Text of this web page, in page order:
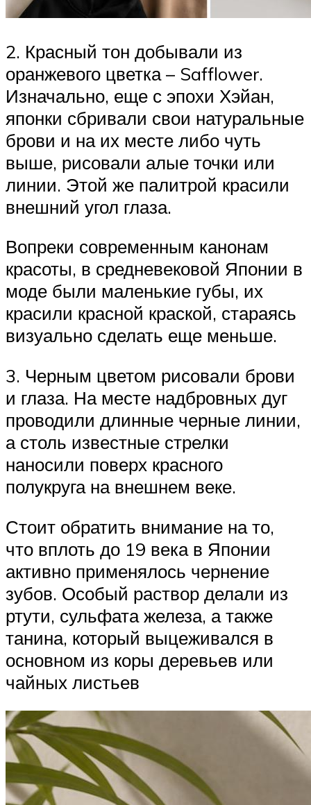
2. Красный тон добывали из
оранжевого цветка – Safflower.
Изначально, еще с эпохи Хэйан,
японки сбривали свои натуральные
брови и на их месте либо чуть
выше, рисовали алые точки или
линии. Этой же палитрой красили
внешний угол глаза.
Вопреки современным канонам
красоты, в средневековой Японии в
моде были маленькие губы, их
красили красной краской, стараясь
визуально сделать еще меньше.
3. Черным цветом рисовали брови
и глаза. На месте надбровных дуг
проводили длинные черные линии,
а столь известные стрелки
наносили поверх красного
полукруга на внешнем веке.
Стоит обратить внимание на то,
что вплоть до 19 века в Японии
активно применялось чернение
зубов. Особый раствор делали из
ртути, сульфата железа, а также
танина, который выцеживался в
основном из коры деревьев или
чайных листьев